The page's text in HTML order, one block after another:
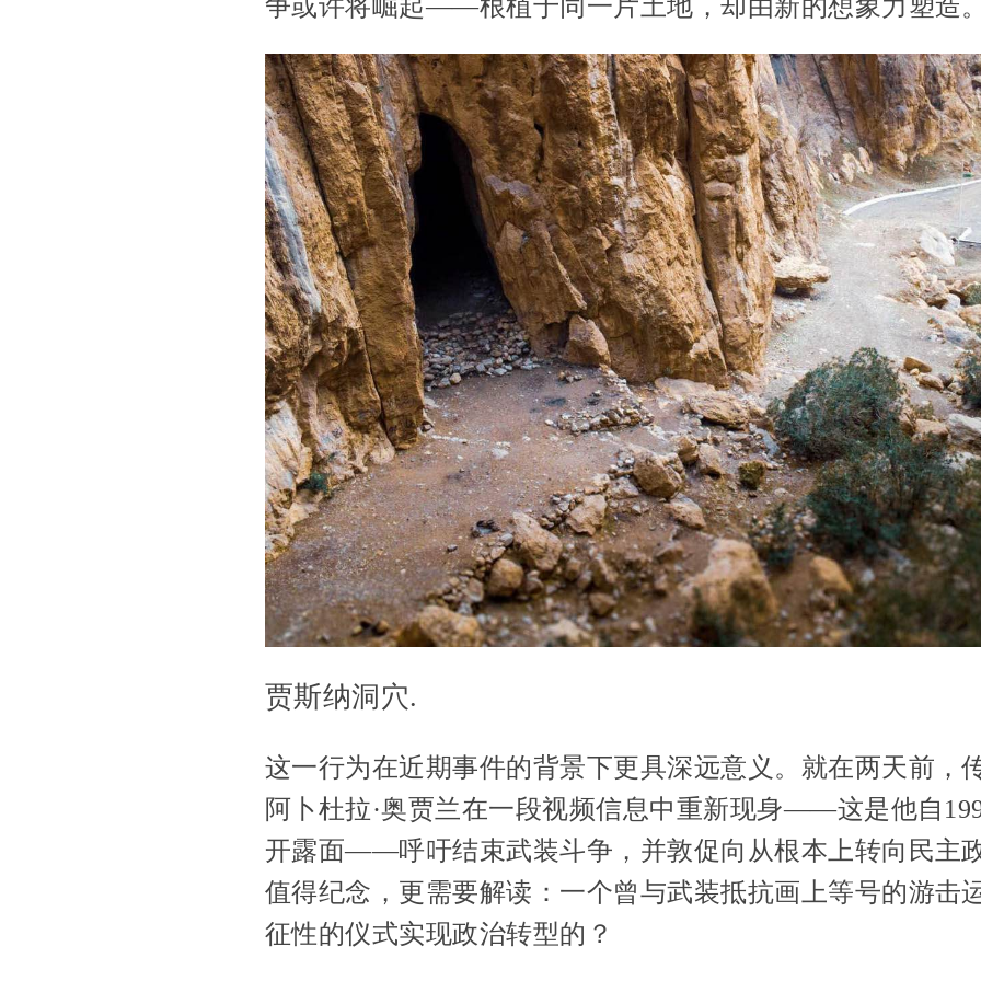
争或许将崛起——根植于同一片土地，却由新的想象力塑造
贾斯纳洞穴.
这一行为在近期事件的背景下更具深远意义。就在两天前，
阿卜杜拉·奥贾兰在一段视频信息中重新现身——这是他自
开露面——呼吁结束武装斗争，并敦促向从根本上转向民主
值得纪念，更需要解读：一个曾与武装抵抗画上等号的游击
征性的仪式实现政治转型的？